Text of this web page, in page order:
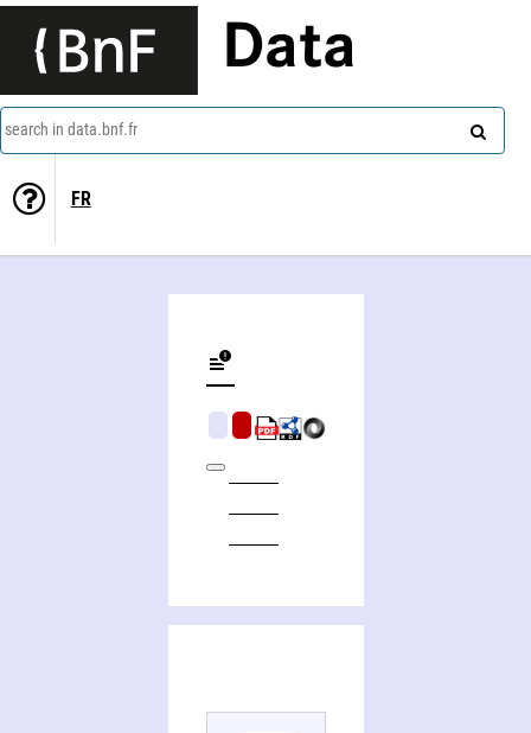
Data
search in data.bnf.fr
FR